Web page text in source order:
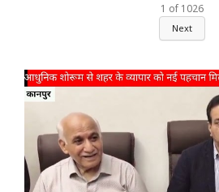
1 of 1026
Next